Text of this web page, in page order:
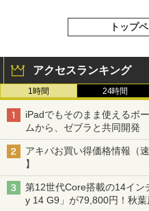
トップ
アクセスランキング
1時間 24時間
iPadでもそのまま使えるボ
ムから、ゼブラと共同開発
アキバお買い得価格情報（
】
第12世代Core搭載の14イン
y 14 G9」が79,800円！秋